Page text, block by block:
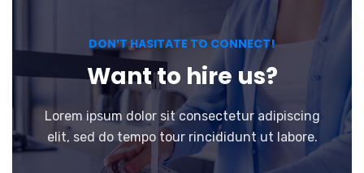
DON’T HASITATE TO CONNECT!
Want to hire us?
Lorem ipsum dolor sit consectetur adipiscing
elit, sed do tempo tour rincididunt ut labore.